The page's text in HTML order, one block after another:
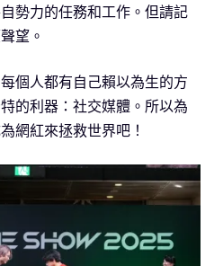
勢力的任務和工作。但請記
望。
個人都有自己賴以為生的方
的利器：社交媒體。所以為
網紅來拯救世界吧！